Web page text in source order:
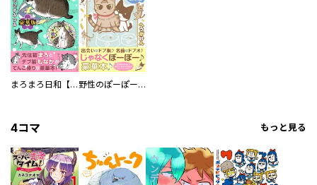
まろまろ日和【豪華版】 野性のぽーぽー【豪華版】
4コマ もっと見る